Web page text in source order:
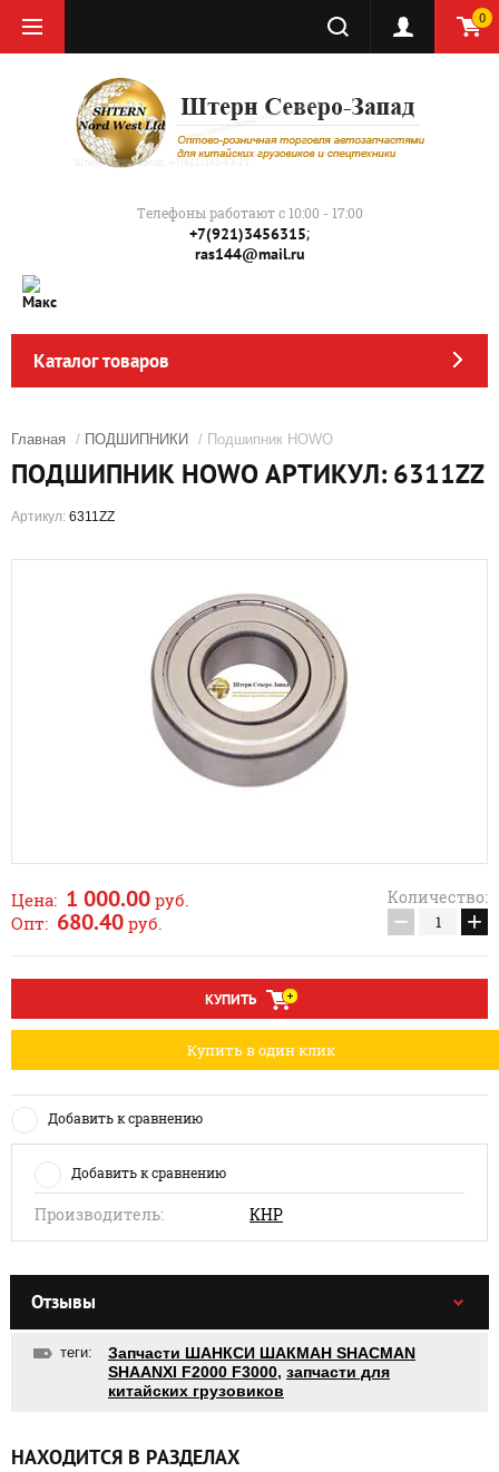
0
Телефоны работают с 10:00 - 17:00
+7(921)3456315;
ras144@mail.ru
Каталог товаров
Главная / ПОДШИПНИКИ / Подшипник HOWO
ПОДШИПНИК HOWO АРТИКУЛ: 6311ZZ
Артикул: 6311ZZ
Цена: 1 000.00 руб.
Опт: 680.40 руб.
Количество:
− +
КУПИТЬ
Купить в один клик
Добавить к сравнению
Добавить к сравнению
Производитель: КНР
Отзывы
теги:
Запчасти ШАНКСИ ШАКМАН SHACMAN
SHAANXI F2000 F3000, запчасти для
китайских грузовиков
НАХОДИТСЯ В РАЗДЕЛАХ